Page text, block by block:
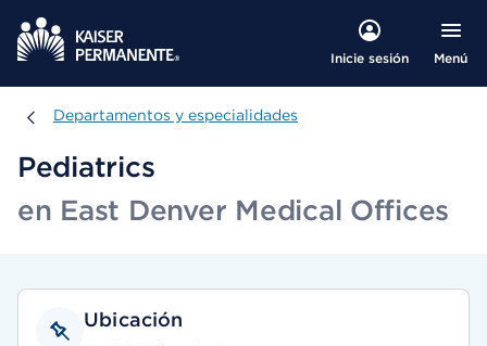
Inicie sesión Menú
Departamentos y especialidades
Departamentos y especialidades
Pediatrics
en East Denver Medical Offices
Ubicación